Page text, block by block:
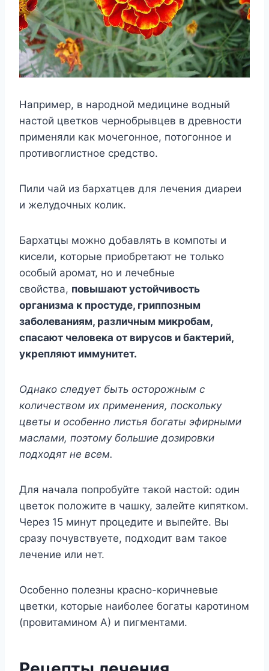
Например, в народной медицине водный
настой цветков чернобрывцев в древности
применяли как мочегонное, потогонное и
противоглистное средство.
Пили чай из бархатцев для лечения диареи
и желудочных колик.
Бархатцы можно добавлять в компоты и
кисели, которые приобретают не только
особый аромат, но и лечебные
свойства, повышают устойчивость
организма к простуде, гриппозным
заболеваниям, различным микробам,
спасают человека от вирусов и бактерий,
укрепляют иммунитет.
Однако следует быть осторожным с
количеством их применения, поскольку
цветы и особенно листья богаты эфирными
маслами, поэтому большие дозировки
подходят не всем.
Для начала попробуйте такой настой: один
цветок положите в чашку, залейте кипятком.
Через 15 минут процедите и выпейте. Вы
сразу почувствуете, подходит вам такое
лечение или нет.
Особенно полезны красно-коричневые
цветки, которые наиболее богаты каротином
(провитамином А) и пигментами.